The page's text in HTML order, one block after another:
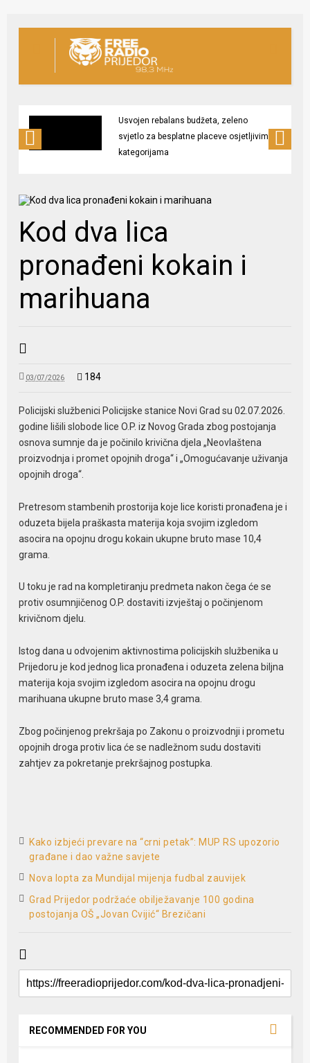
Usvojen rebalans budžeta, zeleno
svjetlo za besplatne placeve osjetljivim
kategorijama
Kod dva lica
pronađeni kokain i
marihuana
03/07/2026 184
Policijski službenici Policijske stanice Novi Grad su 02.07.2026.
godine lišili slobode lice O.P. iz Novog Grada zbog postojanja
osnova sumnje da je počinilo krivična djela „Neovlaštena
proizvodnja i promet opojnih droga“ i „Omogućavanje uživanja
opojnih droga“.
Pretresom stambenih prostorija koje lice koristi pronađena je i
oduzeta bijela praškasta materija koja svojim izgledom
asocira na opojnu drogu kokain ukupne bruto mase 10,4
grama.
U toku je rad na kompletiranju predmeta nakon čega će se
protiv osumnjičenog O.P. dostaviti izvještaj o počinjenom
krivičnom djelu.
Istog dana u odvojenim aktivnostima policijskih službenika u
Prijedoru je kod jednog lica pronađena i oduzeta zelena biljna
materija koja svojim izgledom asocira na opojnu drogu
marihuana ukupne bruto mase 3,4 grama.
Zbog počinjenog prekršaja po Zakonu o proizvodnji i prometu
opojnih droga protiv lica će se nadležnom sudu dostaviti
zahtjev za pokretanje prekršajnog postupka.
Kako izbjeći prevare na “crni petak”: MUP RS upozorio
građane i dao važne savjete
Nova lopta za Mundijal mijenja fudbal zauvijek
Grad Prijedor podržaće obilježavanje 100 godina
postojanja OŠ „Jovan Cvijić“ Brezičani
RECOMMENDED FOR YOU